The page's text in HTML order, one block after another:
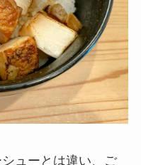
ューとは違い、ご